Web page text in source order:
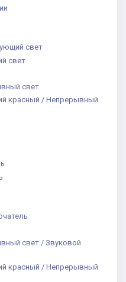
свет
свет
свет
красный / Непрерывный
свет / Звуковой
красный / Непрерывный